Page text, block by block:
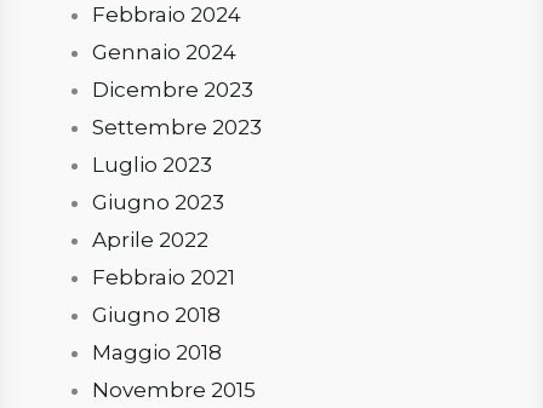
Febbraio 2024
Gennaio 2024
Dicembre 2023
Settembre 2023
Luglio 2023
Giugno 2023
Aprile 2022
Febbraio 2021
Giugno 2018
Maggio 2018
Novembre 2015